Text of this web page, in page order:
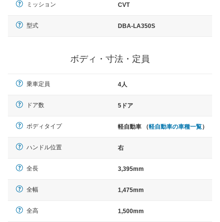
ミッション CVT
型式 DBA-LA350S
ボディ・寸法・定員
乗車定員 4人
ドア数 5ドア
ボディタイプ 軽自動車 （軽自動車の車種一覧）
ハンドル位置 右
全長 3,395mm
全幅 1,475mm
全高 1,500mm